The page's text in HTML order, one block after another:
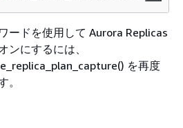
ードを使用して Aurora Replicas
ンにするには、
を再度
。